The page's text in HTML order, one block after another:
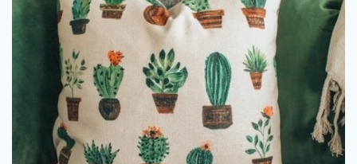
Inred med textilier för att skapa värme
och karaktär
Textilier är så mycket mer än bara tygstycken som fyller en
praktisk funktion. De är hemmets själ, de mjuka penseldragen
som förvandlar anonyma ytor till personliga och inbjudande
rum. Genom att medvetet använda gardiner, mattor, kuddar
och plädar kan du skapa en atmosfär fylld av värme, komfort
och unik karaktär. Låt oss utforska hur du …